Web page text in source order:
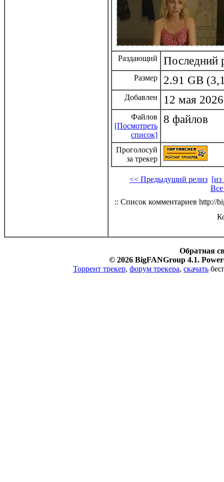
Раздающий Последний
Размер 2.91 GB
Добавлен 12 мая
Файлов
[Посмотреть
список]
8 файлов
Проголосуй
за трекер
<< Предыдущий релиз [из
:: Список комментариев http://
Обратная
© 2026 BigFANGroup 4.1.
Торрент трекер, форум трекера, скачать